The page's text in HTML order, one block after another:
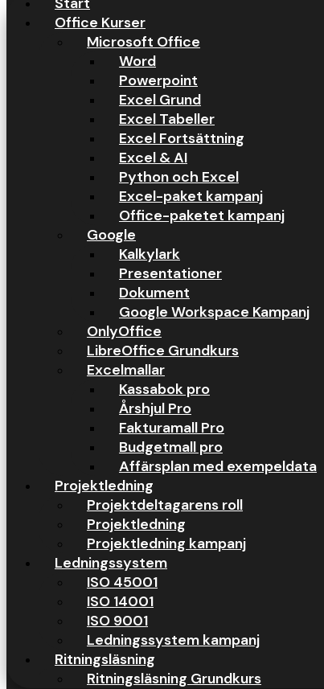
Office Kurser
Microsoft Office
Word
Powerpoint
Excel Grund
Excel Tabeller
Excel Fortsättning
Excel & AI
Python och Excel
Excel-paket kampanj
Office-paketet kampanj
Google
Kalkylark
Presentationer
Dokument
Google Workspace Kampanj
OnlyOffice
LibreOffice Grundkurs
Excelmallar
Kassabok pro
Årshjul Pro
Fakturamall Pro
Budgetmall pro
Affärsplan med exempeldata
Projektledning
Projektdeltagarens roll
Projektledning
Projektledning kampanj
Ledningssystem
ISO 45001
ISO 14001
ISO 9001
Ledningssystem kampanj
Ritningsläsning
Ritningsläsning Grundkurs
Excel är idag ett av de mest efterfrågade datorprogrammen
Excel dagligen för att analysera data, skapa rapporter och
Excel utbildning – investeringen
När arbetsmarknaden förändras blir digital kompetens allt
att kunna arbeta effektivt i Microsoft Excel. En Excel
Lär dig Excel genom att göra